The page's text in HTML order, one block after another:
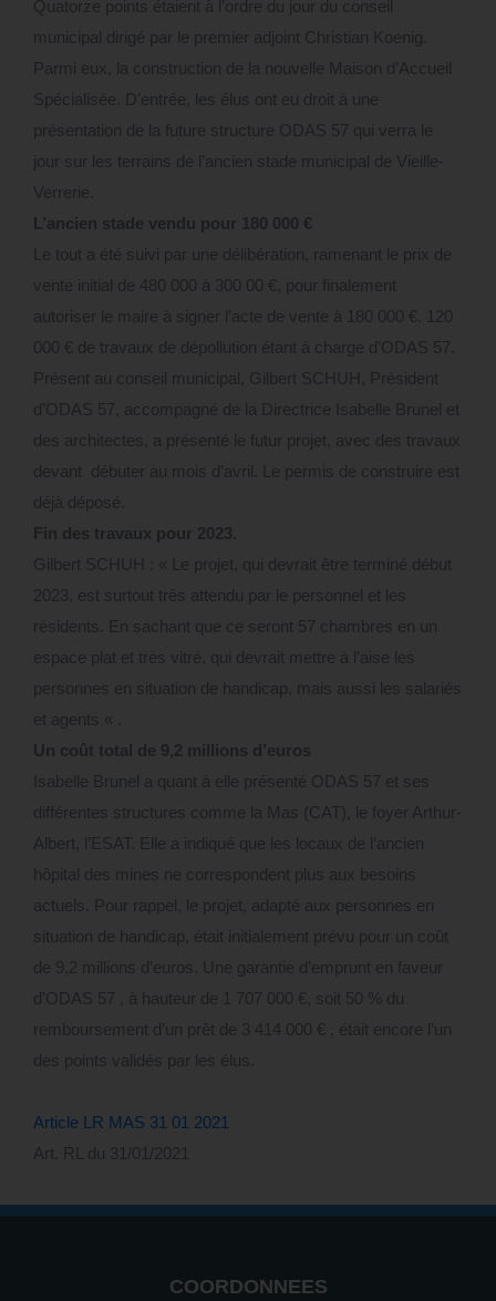
Quatorze points étaient à l’ordre du jour du conseil
municipal dirigé par le premier adjoint Christian Koenig.
Parmi eux, la construction de la nouvelle Maison d’Accueil
Spécialisée. D’entrée, les élus ont eu droit à une
présentation de la future structure ODAS 57 qui verra le
jour sur les terrains de l’ancien stade municipal de Vieille-
Verrerie.
L’ancien stade vendu pour 180 000 €
Le tout a été suivi par une délibération, ramenant le prix de
vente initial de 480 000 à 300 00 €, pour finalement
autoriser le maire à signer l’acte de vente à 180 000 €. 120
000 € de travaux de dépollution étant à charge d’ODAS 57.
Présent au conseil municipal, Gilbert SCHUH, Président
d’ODAS 57, accompagné de la Directrice Isabelle Brunel et
des architectes, a présenté le futur projet, avec des travaux
devant débuter au mois d’avril. Le permis de construire est
déjà déposé.
Fin des travaux pour 2023.
Gilbert SCHUH : « Le projet, qui devrait être terminé début
2023, est surtout très attendu par le personnel et les
résidents. En sachant que ce seront 57 chambres en un
espace plat et très vitré, qui devrait mettre à l’aise les
personnes en situation de handicap, mais aussi les salariés
et agents « .
Un coût total de 9,2 millions d’euros
Isabelle Brunel a quant à elle présenté ODAS 57 et ses
différentes structures comme la Mas (CAT), le foyer Arthur-
Albert, l’ESAT. Elle a indiqué que les locaux de l’ancien
hôpital des mines ne correspondent plus aux besoins
actuels. Pour rappel, le projet, adapté aux personnes en
situation de handicap, était initialement prévu pour un coût
de 9,2 millions d’euros. Une garantie d’emprunt en faveur
d’ODAS 57 , à hauteur de 1 707 000 €, soit 50 % du
remboursement d’un prêt de 3 414 000 € , était encore l’un
des points validés par les élus.
Article LR MAS 31 01 2021
Art. RL du 31/01/2021
COORDONNEES